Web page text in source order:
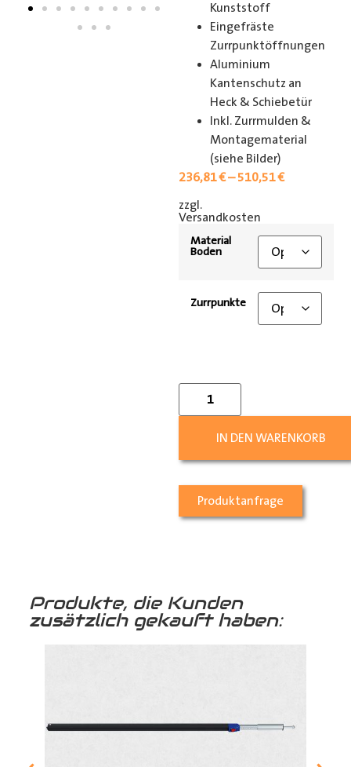
Kunststoff
Eingefräste
Zurrpunktöffnungen
Aluminium
Kantenschutz an
Heck & Schiebetür
Inkl. Zurrmulden &
Montagematerial
(siehe Bilder)
236,81€–510,51€
zzgl.
Versandkosten
Material
Boden
Zurrpunkte
IN DEN WARENKORB
Produktanfrage
Produkte, die Kunden
zusätzlich gekauft haben: